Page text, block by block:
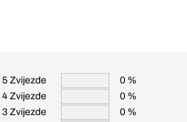
5 Zvijezde
0 %
4 Zvijezde
0 %
3 Zvijezde
0 %